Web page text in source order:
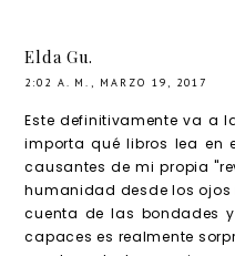
Elda Gu.
2:02 A. M., MARZO 19, 2017
Este definitivamente va a
importa qué libros lea en
causantes de mi propia
humanidad desde los
cuenta de las bondades
capaces es realmente